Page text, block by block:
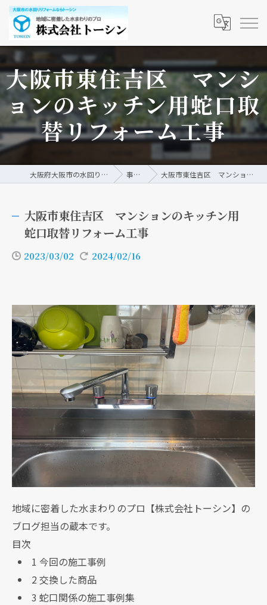
大阪市東住吉区 マンシ
ョンのキッチン用蛇口取
替リフォーム工事
大阪府大阪市の水回りリフォームなら株式会社トーシン 事例/ブログ 大阪市東住吉区 マンションのキッチン用蛇口取替リフォーム工事
大阪市東住吉区 マンションのキッチン用
蛇口取替リフォーム工事
2023/03/02 2024/02/16
地域に密着した水まわりのプロ【株式会社トーシン】の
ブログ担当の蔵本です。
目次
1 今回の施工事例
2交換した商品
3 蛇口関係の施工事例集